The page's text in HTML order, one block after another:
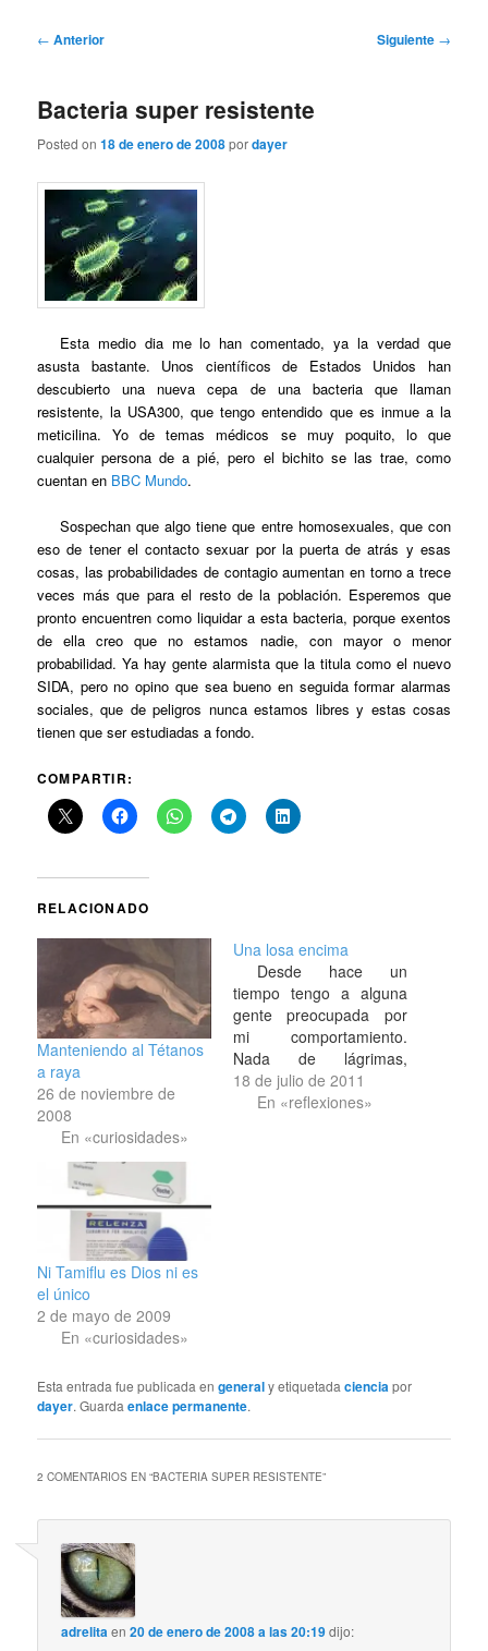
Navegación
← Anterior Siguiente →
Bacteria super resistente
Posted on18 de enero de 2008pordayer
Esta medio dia me lo han comentado, ya la verdad que
asusta bastante. Unos científicos de Estados Unidos han
descubierto una nueva cepa de una bacteria que llaman
resistente, la USA300, que tengo entendido que es inmue a la
meticilina. Yo de temas médicos se muy poquito, lo que
cualquier persona de a pié, pero el bichito se las trae, como
cuentan en BBC Mundo.
Sospechan que algo tiene que entre homosexuales, que con
eso de tener el contacto sexuar por la puerta de atrás y esas
cosas, las probabilidades de contagio aumentan en torno a trece
veces más que para el resto de la población. Esperemos que
pronto encuentren como liquidar a esta bacteria, porque exentos
de ella creo que no estamos nadie, con mayor o menor
probabilidad. Ya hay gente alarmista que la titula como el nuevo
SIDA, pero no opino que sea bueno en seguida formar alarmas
sociales, que de peligros nunca estamos libres y estas cosas
tienen que ser estudiadas a fondo.
COMPARTIR:
RELACIONADO
Manteniendo al Tétanos
a raya
26 de noviembre de
2008
En «curiosidades»
Una losa encima
Desde hace un
tiempo tengo a alguna
gente preocupada por
mi comportamiento.
Nada de lágrimas,
depresiones ni
amenazas; que nadie se
18 de julio de 2011
En «reflexiones»
Ni Tamiflu es Dios ni es
el único
2 de mayo de 2009
En «curiosidades»
Esta entrada fue publicada engeneraly etiquetadacienciapor
dayer. Guardaenlace permanente.
2 COMENTARIOS EN “BACTERIA SUPER RESISTENTE”
adrelitaen20 de enero de 2008 a las 20:19dijo: